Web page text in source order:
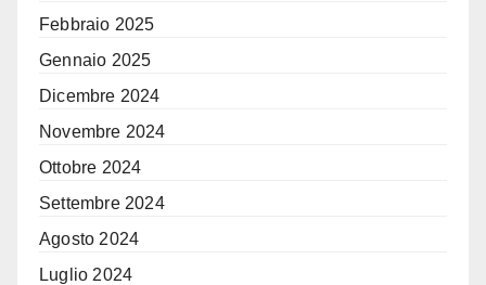
Febbraio 2025
Gennaio 2025
Dicembre 2024
Novembre 2024
Ottobre 2024
Settembre 2024
Agosto 2024
Luglio 2024